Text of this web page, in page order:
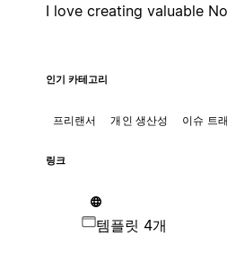
I love creating valuable
인기 카테고리
프리랜서 개인 생산성 이슈 트
링크
템플릿 4개